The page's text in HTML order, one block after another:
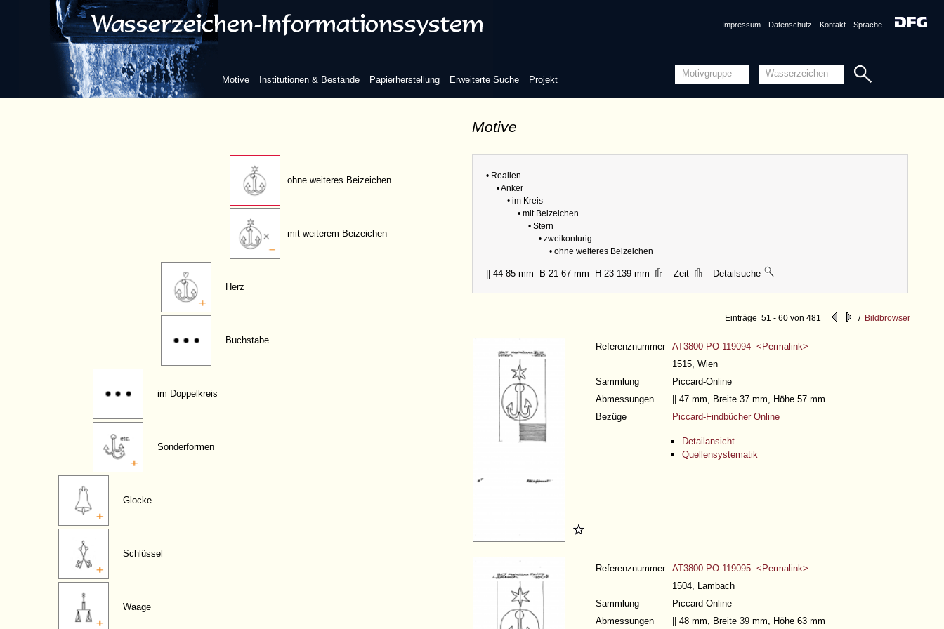
Motive Institutionen & Bestände Papierherstellung Erweiterte Suche Projekt
Impressum Datenschutz Kontakt Sprache
Motive
Stern
einkonturig
ohne weiteres Beizeichen
mit weiterem Beizeichen
Herz
Buchstabe
im Doppelkreis
Sonderformen
Glocke
Schlüssel
Waage
• Realien
• Anker
• im Kreis
• mit Beizeichen
• Stern
• zweikonturig
• ohne weiteres Beizeichen
|| 44-85 mm B 21-67 mm H 23-139 mm Zeit Detailsuche
Einträge 51 - 60 von 481 / Bildbrowser
Referenznummer
AT3800-PO-119094 <Permalink>
1515, Wien
Sammlung
Piccard-Online
Abmessungen
|| 47 mm, Breite 37 mm, Höhe 57 mm
Bezüge
Piccard-Findbücher Online
Detailansicht
Quellensystematik
Referenznummer
AT3800-PO-119095 <Permalink>
1504, Lambach
Sammlung
Piccard-Online
Abmessungen
|| 48 mm, Breite 39 mm, Höhe 63 mm